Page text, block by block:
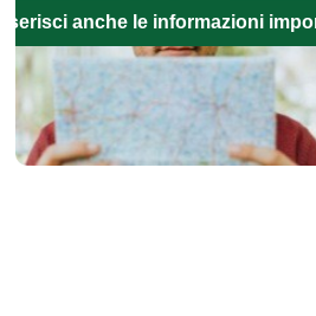
Inserisci anche le informazioni